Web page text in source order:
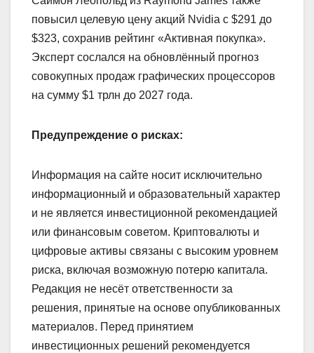
повысил целевую цену акций Nvidia с $291 до
$323, сохранив рейтинг «Активная покупка».
Эксперт сослался на обновлённый прогноз
совокупных продаж графических процессоров
на сумму $1 трлн до 2027 года.
Предупреждение о рисках:
Информация на сайте носит исключительно
информационный и образовательный характер
и не является инвестиционной рекомендацией
или финансовым советом. Криптовалюты и
цифровые активы связаны с высоким уровнем
риска, включая возможную потерю капитала.
Редакция не несёт ответственности за
решения, принятые на основе опубликованных
материалов. Перед принятием
инвестиционных решений рекомендуется